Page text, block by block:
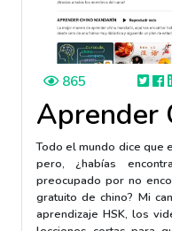
865
Aprender
Todo el mundo dice que
pero, ¿habías
preocupado por no
gratuito de chino? Mi
aprendizaje HSK, los